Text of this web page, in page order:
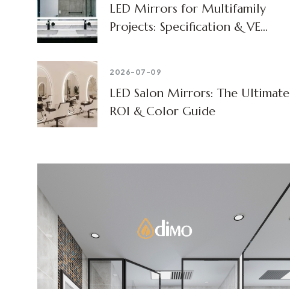
LED Mirrors for Multifamily
Projects: Specification & VE
2026-07-09
LED Salon Mirrors: The Ultimate
ROI & Color Guide